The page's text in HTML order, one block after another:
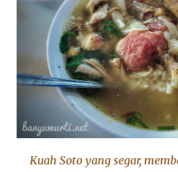
Kuah Soto yang segar,